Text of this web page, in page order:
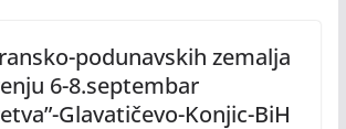
podunavskih zemalja
6-8.septembar
Glavatičevo-Konjic-BiH